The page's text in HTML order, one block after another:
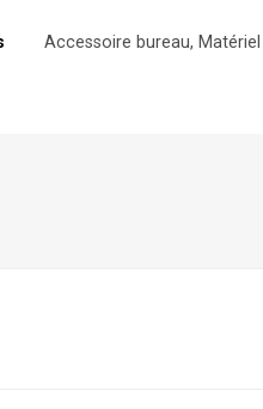
Accessoire bureau,